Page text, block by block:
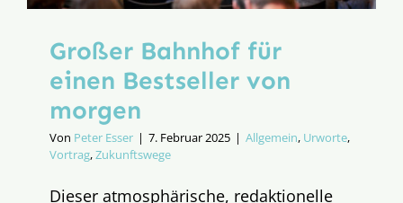
Großer Bahnhof für
einen Bestseller von
morgen
Von Peter Esser | 7. Februar 2025 | Allgemein, Urworte,
Vortrag,Zukunftswege
Dieser atmosphärische, redaktionelle